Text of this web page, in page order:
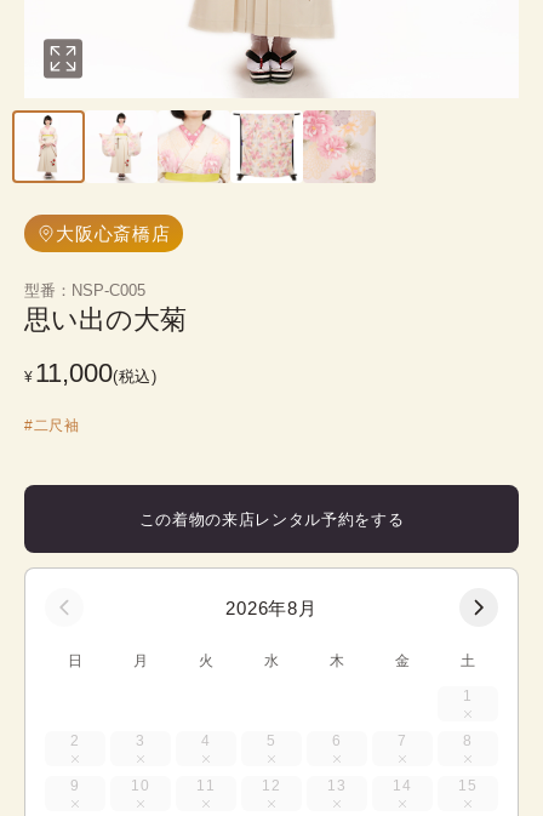
大阪心斎橋店
型番 ： NSP-C005
思い出の大菊
¥ 11,000(税込)
#二尺袖
この着物の来店レンタル予約をする
2026年8月
日 月 火 水 木 金 土
1
2 3 4 5 6 7 8
9 10 11 12 13 14 15